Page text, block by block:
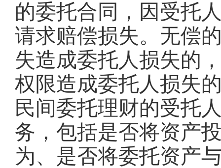
的委托合同，因受托
请求赔偿损失。无偿
失造成委托人损失的
权限造成委托人损失
民间委托理财的受托
务，包括是否将资产
为、是否将委托资产